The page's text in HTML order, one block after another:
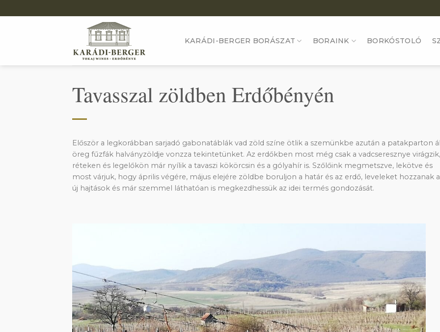
to
KARÁDI-BERGER BORÁSZAT BORAINK BORKÓSTOLÓ
Tavasszal zöldben Erdőbényén
Először a legkorábban sarjadó gabonatáblák vad zöld színe ötlik a szemünkbe azután a patakparton
öreg fűzfák halványzöldje vonzza tekintetünket. Az erdőkben most még csak a vadcseresznye
réteken és legelőkön már nyílik a tavaszi kökörcsin és a gólyahír is. Szőlőink megmetszve, lekötve és
most várjuk, hogy április végére, május elejére zöldbe boruljon a határ és az erdő, leveleket hozzanak
új hajtások és már szemmel láthatóan is megkezdhessük az idei termés gondozását.